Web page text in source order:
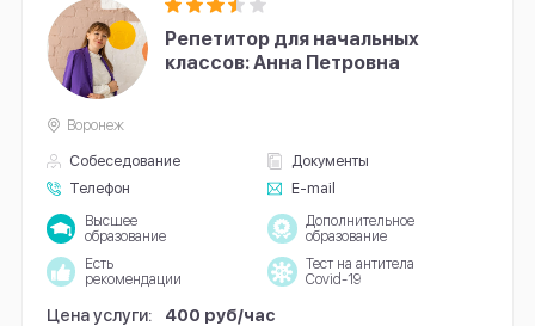
Репетитор для начальных
классов: Анна Петровна
Собеседование
Документы
Телефон
E-mail
Воронеж
Высшее
образование
Дополнительное
образование
Есть
рекомендации
Тест на антитела
Covid-19
Цена услуги:
400 руб/час